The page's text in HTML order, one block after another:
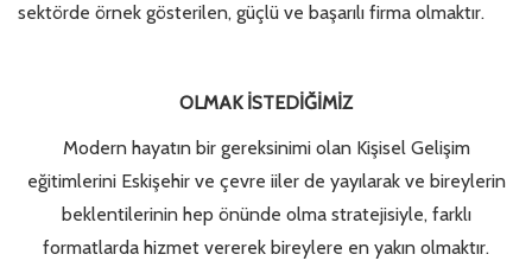
sektörde örnek gösterilen, güçlü ve başarılı firma olmaktır.
OLMAK İSTEDİĞİMİZ
Modern hayatın bir gereksinimi olan Kişisel Gelişim
eğitimlerini Eskişehir ve çevre iiler de yayılarak ve bireylerin
beklentilerinin hep önünde olma stratejisiyle, farklı
formatlarda hizmet vererek bireylere en yakın olmaktır.